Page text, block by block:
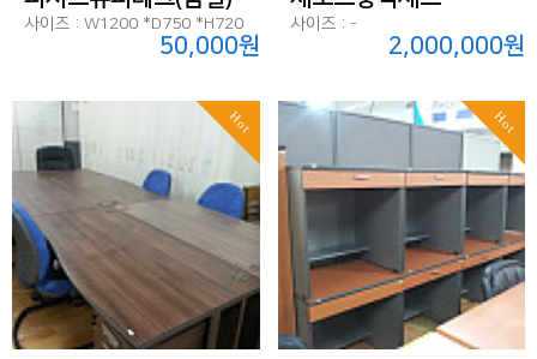
사이즈 : W1200 *D750 *H720
50,000원
사이즈 : -
2,000,000원
Hot Hot